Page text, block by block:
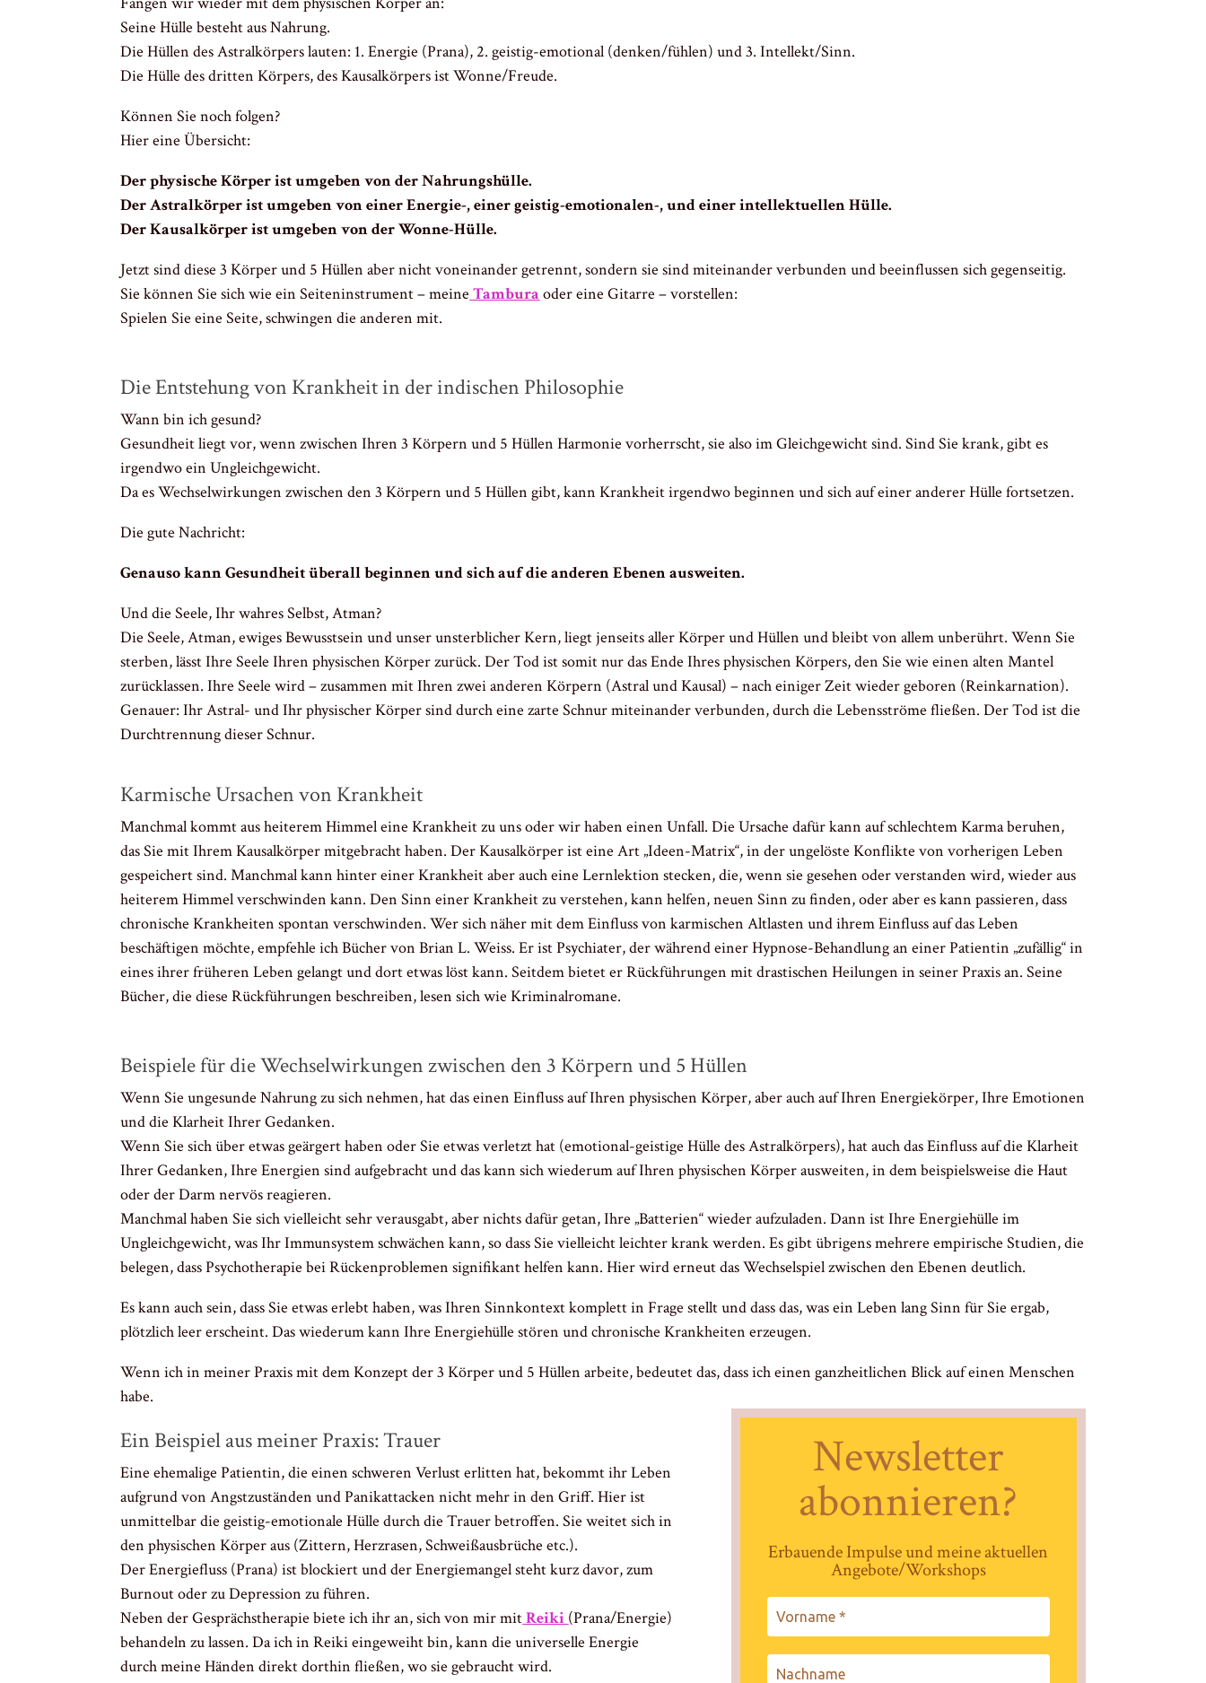
Seine Hülle besteht aus Nahrung.
Die Hüllen des Astralkörpers lauten: 1. Energie (Prana), 2. geistig-emotional (denken/fühlen) und 3. Intellekt/Sinn.
Die Hülle des dritten Körpers, des Kausalkörpers ist Wonne/Freude.
Können Sie noch folgen?
Hier eine Übersicht:
Der physische Körper ist umgeben von der Nahrungshülle.
Der Astralkörper ist umgeben von einer Energie-, einer geistig-emotionalen-, und einer intellektuellen Hülle.
Der Kausalkörper ist umgeben von der Wonne-Hülle.
Jetzt sind diese 3 Körper und 5 Hüllen aber nicht voneinander getrennt, sondern sie sind miteinander verbunden und beeinflussen sich gegenseitig.
Sie können Sie sich wie ein Seiteninstrument – meine Tambura oder eine Gitarre – vorstellen:
Spielen Sie eine Seite, schwingen die anderen mit.
Die Entstehung von Krankheit in der indischen Philosophie
Wann bin ich gesund?
Gesundheit liegt vor, wenn zwischen Ihren 3 Körpern und 5 Hüllen Harmonie vorherrscht, sie also im Gleichgewicht sind. Sind Sie krank, gibt es
irgendwo ein Ungleichgewicht.
Da es Wechselwirkungen zwischen den 3 Körpern und 5 Hüllen gibt, kann Krankheit irgendwo beginnen und sich auf einer anderer Hülle fortsetzen.
Die gute Nachricht:
Genauso kann Gesundheit überall beginnen und sich auf die anderen Ebenen ausweiten.
Und die Seele, Ihr wahres Selbst, Atman?
Die Seele, Atman, ewiges Bewusstsein und unser unsterblicher Kern, liegt jenseits aller Körper und Hüllen und bleibt von allem unberührt. Wenn Sie
sterben, lässt Ihre Seele Ihren physischen Körper zurück. Der Tod ist somit nur das Ende Ihres physischen Körpers, den Sie wie einen alten Mantel
zurücklassen. Ihre Seele wird – zusammen mit Ihren zwei anderen Körpern (Astral und Kausal) – nach einiger Zeit wieder geboren (Reinkarnation).
Genauer: Ihr Astral- und Ihr physischer Körper sind durch eine zarte Schnur miteinander verbunden, durch die Lebensströme fließen. Der Tod ist die
Durchtrennung dieser Schnur.
Karmische Ursachen von Krankheit
Manchmal kommt aus heiterem Himmel eine Krankheit zu uns oder wir haben einen Unfall. Die Ursache dafür kann auf schlechtem Karma beruhen,
das Sie mit Ihrem Kausalkörper mitgebracht haben. Der Kausalkörper ist eine Art „Ideen-Matrix“, in der ungelöste Konflikte von vorherigen Leben
gespeichert sind. Manchmal kann hinter einer Krankheit aber auch eine Lernlektion stecken, die, wenn sie gesehen oder verstanden wird, wieder aus
heiterem Himmel verschwinden kann. Den Sinn einer Krankheit zu verstehen, kann helfen, neuen Sinn zu finden, oder aber es kann passieren, dass
chronische Krankheiten spontan verschwinden. Wer sich näher mit dem Einfluss von karmischen Altlasten und ihrem Einfluss auf das Leben
beschäftigen möchte, empfehle ich Bücher von Brian L. Weiss. Er ist Psychiater, der während einer Hypnose-Behandlung an einer Patientin „zufällig“ in
eines ihrer früheren Leben gelangt und dort etwas löst kann. Seitdem bietet er Rückführungen mit drastischen Heilungen in seiner Praxis an. Seine
Bücher, die diese Rückführungen beschreiben, lesen sich wie Kriminalromane.
Beispiele für die Wechselwirkungen zwischen den 3 Körpern und 5 Hüllen
Wenn Sie ungesunde Nahrung zu sich nehmen, hat das einen Einfluss auf Ihren physischen Körper, aber auch auf Ihren Energiekörper, Ihre Emotionen
und die Klarheit Ihrer Gedanken.
Wenn Sie sich über etwas geärgert haben oder Sie etwas verletzt hat (emotional-geistige Hülle des Astralkörpers), hat auch das Einfluss auf die Klarheit
Ihrer Gedanken, Ihre Energien sind aufgebracht und das kann sich wiederum auf Ihren physischen Körper ausweiten, in dem beispielsweise die Haut
oder der Darm nervös reagieren.
Manchmal haben Sie sich vielleicht sehr verausgabt, aber nichts dafür getan, Ihre „Batterien“ wieder aufzuladen. Dann ist Ihre Energiehülle im
Ungleichgewicht, was Ihr Immunsystem schwächen kann, so dass Sie vielleicht leichter krank werden. Es gibt übrigens mehrere empirische Studien, die
belegen, dass Psychotherapie bei Rückenproblemen signifikant helfen kann. Hier wird erneut das Wechselspiel zwischen den Ebenen deutlich.
Es kann auch sein, dass Sie etwas erlebt haben, was Ihren Sinnkontext komplett in Frage stellt und dass das, was ein Leben lang Sinn für Sie ergab,
plötzlich leer erscheint. Das wiederum kann Ihre Energiehülle stören und chronische Krankheiten erzeugen.
Wenn ich in meiner Praxis mit dem Konzept der 3 Körper und 5 Hüllen arbeite, bedeutet das, dass ich einen ganzheitlichen Blick auf einen Menschen
habe.
Ein Beispiel aus meiner Praxis: Trauer
Eine ehemalige Patientin, die einen schweren Verlust erlitten hat, bekommt ihr Leben
aufgrund von Angstzuständen und Panikattacken nicht mehr in den Griff. Hier ist
unmittelbar die geistig-emotionale Hülle durch die Trauer betroffen. Sie weitet sich in
den physischen Körper aus (Zittern, Herzrasen, Schweißausbrüche etc.).
Der Energiefluss (Prana) ist blockiert und der Energiemangel steht kurz davor, zum
Burnout oder zu Depression zu führen.
Neben der Gesprächstherapie biete ich ihr an, sich von mir mitReiki (Prana/Energie)
behandeln zu lassen. Da ich in Reiki eingeweiht bin, kann die universelle Energie
durch meine Händen direkt dorthin fließen, wo sie gebraucht wird.
Newsletter
abonnieren?
Erbauende Impulse und meine aktuellen
Angebote/Workshops